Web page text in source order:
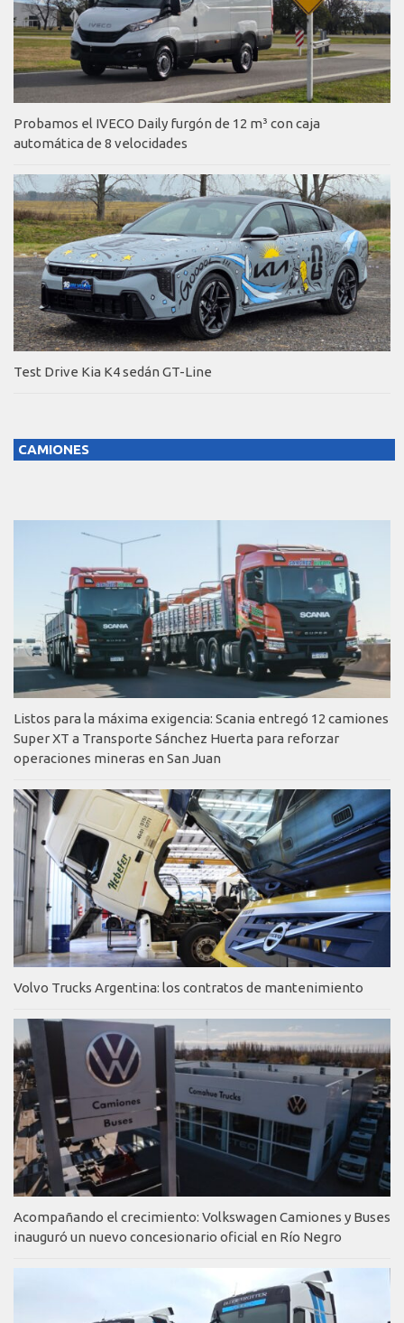
Probamos el IVECO Daily furgón de 12 m³ con caja
automática de 8 velocidades
Test Drive Kia K4 sedán GT-Line
CAMIONES
Listos para la máxima exigencia: Scania entregó 12 camiones
Super XT a Transporte Sánchez Huerta para reforzar
operaciones mineras en San Juan
Volvo Trucks Argentina: los contratos de mantenimiento
Acompañando el crecimiento: Volkswagen Camiones y Buses
inauguró un nuevo concesionario oficial en Río Negro